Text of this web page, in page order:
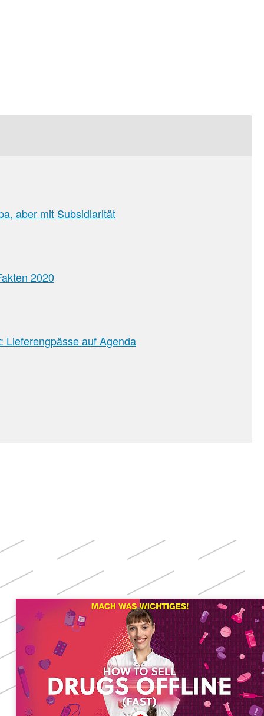
aber mit Subsidiarität
2020
Lieferengpässe auf Agenda